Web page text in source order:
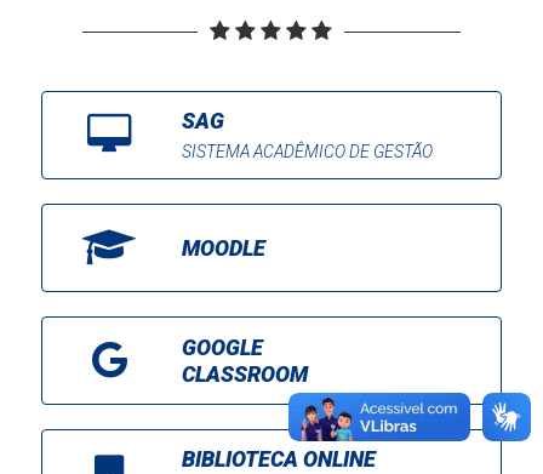
SAG
SISTEMA ACADÊMICO DE GESTÃO
MOODLE
GOOGLE
CLASSROOM
BIBLIOTECA ONLINE